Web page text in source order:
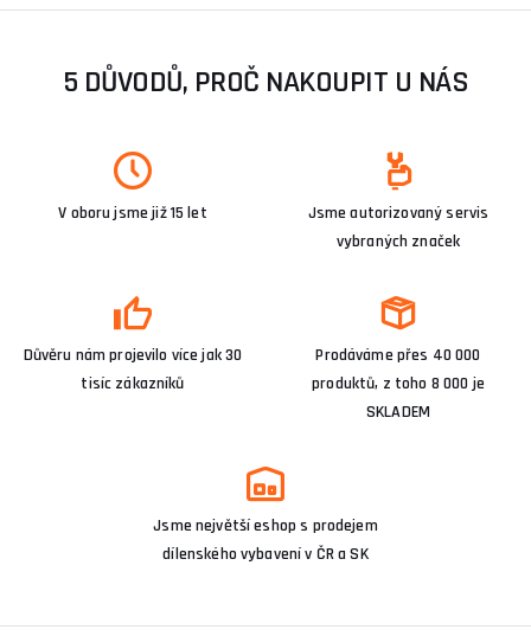
5 DŮVODŮ, PROČ NAKOUPIT U NÁS
V oboru jsme již 15 let
Jsme autorizovaný servis
vybraných značek
Důvěru nám projevilo více jak 30
tisíc zákazníků
Prodáváme přes 40 000
produktů, z toho 8 000 je
SKLADEM
Jsme největší eshop s prodejem
dílenského vybavení v ČR a SK